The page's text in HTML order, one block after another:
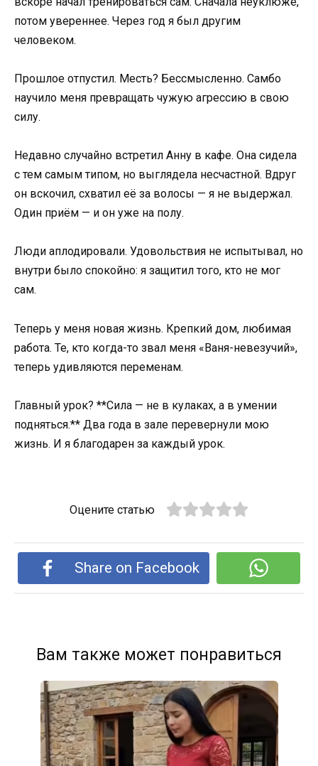
потом увереннее. Через год я был другим
человеком.
Прошлое отпустил. Месть? Бессмысленно. Самбо
научило меня превращать чужую агрессию в свою
силу.
Недавно случайно встретил Анну в кафе. Она сидела
с тем самым типом, но выглядела несчастной. Вдруг
он вскочил, схватил её за волосы — я не выдержал.
Один приём — и он уже на полу.
Люди аплодировали. Удовольствия не испытывал, но
внутри было спокойно: я защитил того, кто не мог
сам.
Теперь у меня новая жизнь. Крепкий дом, любимая
работа. Те, кто когда-то звал меня «Ваня-невезучий»,
теперь удивляются переменам.
Главный урок? **Сила — не в кулаках, а в умении
подняться.** Два года в зале перевернули мою
жизнь. И я благодарен за каждый урок.
Оцените статью
Share on Facebook
Вам также может понравиться